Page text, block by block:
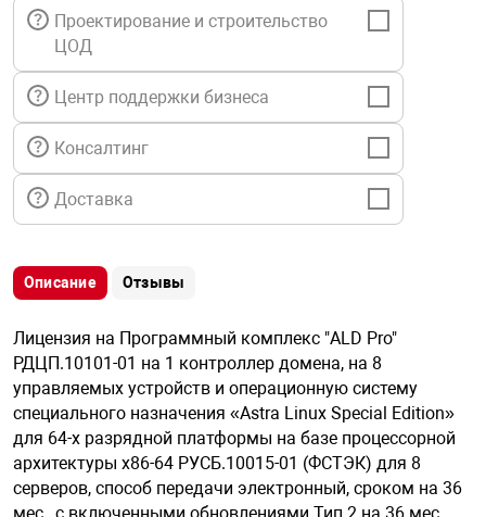
техника
автомобили
информации
техника
средства охраны
ключи
сигнализации
Проектирование и строительство
ЦОД
Центр поддержки бизнеса
Консалтинг
Доставка
Описание Отзывы
Лицензия на Программный комплекс "ALD Pro"
РДЦП.10101-01 на 1 контроллер домена, на 8
управляемых устройств и операционную систему
специального назначения «Astra Linux Special Edition»
для 64-х разрядной платформы на базе процессорной
архитектуры x86-64 РУСБ.10015-01 (ФСТЭК) для 8
серверов, способ передачи электронный, сроком на 36